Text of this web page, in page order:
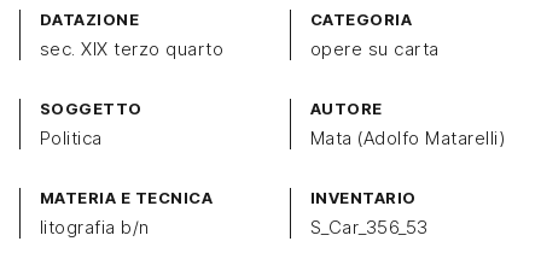
DATAZIONE
sec. XIX terzo quarto
CATEGORIA
opere su carta
SOGGETTO
Politica
AUTORE
Mata (Adolfo Matarelli)
MATERIA E TECNICA
litografia b/n
INVENTARIO
S_Car_356_53